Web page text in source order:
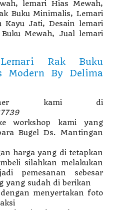
lemari Hias Mewah,
Buku Minimalis, Lemari
Kayu Jati, Desain lemari
Mewah, Jual lemari
Rak Buku
Modern By Delima
kami di
workshop kami yang
Bugel Ds. Mantingan
harga yang di tetapkan
silahkan melakukan
pemesanan sebesar
yang sudah di berikan
menyertakan foto